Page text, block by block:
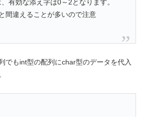
有効な添え字は0～2となります。
間違えることが多いので注意
でもint型の配列にchar型のデータを代入